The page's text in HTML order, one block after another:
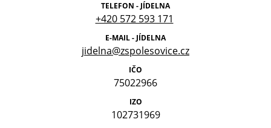
TELEFON - JÍDELNA
+420 572 593 171
E-MAIL - JÍDELNA
jidelna@zspolesovice.cz
IČO
75022966
IZO
102731969